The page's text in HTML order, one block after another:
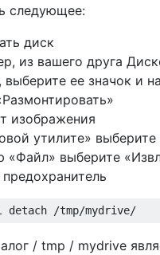
следующее:
диск
из вашего друга
выберите ее значок и
изображения
утилите»
«Файл» выберите
/ tmp / mydrive